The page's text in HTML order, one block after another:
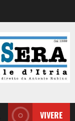
VIVERE